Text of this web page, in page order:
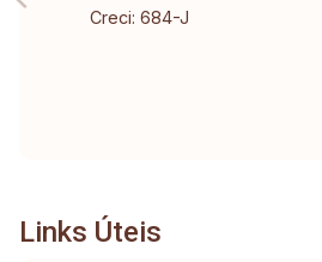
Creci: 684-J
Links Úteis